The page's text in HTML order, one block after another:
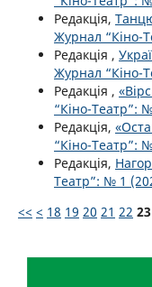
Редакція,
Журнал “Кіно-
Редакція ,
Журнал “Кіно-
Редакція ,
“Кіно-Театр”:
Редакція,
“Кіно-Театр”:
Редакція,
Театр”: № 1
<< < 18 19 20 21 22 23